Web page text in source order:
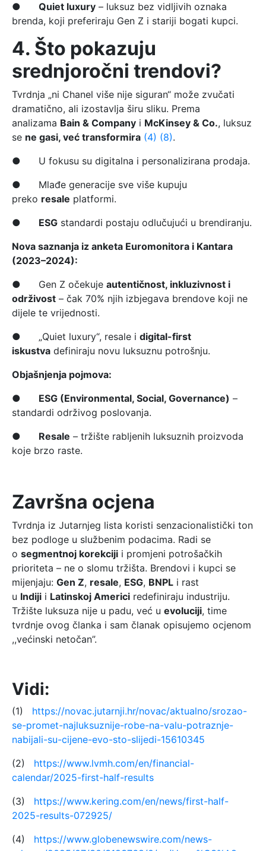
● Quiet luxury – luksuz bez vidljivih oznaka
brenda, koji preferiraju Gen Z i stariji bogati kupci.
4. Što pokazuju
srednjoročni trendovi?
Tvrdnja „ni Chanel više nije siguran“ može zvučati
dramatično, ali izostavlja širu sliku. Prema
analizama Bain & Company i McKinsey & Co., luksuz
se ne gasi, već transformira (4) (8).
● U fokusu su digitalna i personalizirana prodaja.
● Mlađe generacije sve više kupuju
preko resale platformi.
● ESG standardi postaju odlučujući u brendiranju.
Nova saznanja iz anketa Euromonitora i Kantara
(2023–2024):
● Gen Z očekuje autentičnost, inkluzivnost i
održivost – čak 70% njih izbjegava brendove koji ne
dijele te vrijednosti.
● „Quiet luxury“, resale i digital-first
iskustva definiraju novu luksuznu potrošnju.
Objašnjenja pojmova:
● ESG (Environmental, Social, Governance) –
standardi održivog poslovanja.
● Resale – tržište rabljenih luksuznih proizvoda
koje brzo raste.
Završna ocjena
Tvrdnja iz Jutarnjeg lista koristi senzacionalistički ton
bez podloge u službenim podacima. Radi se
o segmentnoj korekciji i promjeni potrošačkih
prioriteta – ne o slomu tržišta. Brendovi i kupci se
mijenjaju: Gen Z, resale, ESG, BNPL i rast
u Indiji i Latinskoj Americi redefiniraju industriju.
Tržište luksuza nije u padu, već u evoluciji, time
tvrdnje ovog članka i sam članak opisujemo ocjenom
,,većinski netočan”.
Vidi:
(1) https://novac.jutarnji.hr/novac/aktualno/srozao-
se-promet-najluksuznije-robe-na-valu-potraznje-
nabijali-su-cijene-evo-sto-slijedi-15610345
(2) https://www.lvmh.com/en/financial-
calendar/2025-first-half-results
(3) https://www.kering.com/en/news/first-half-
2025-results-072925/
(4) https://www.globenewswire.com/news-